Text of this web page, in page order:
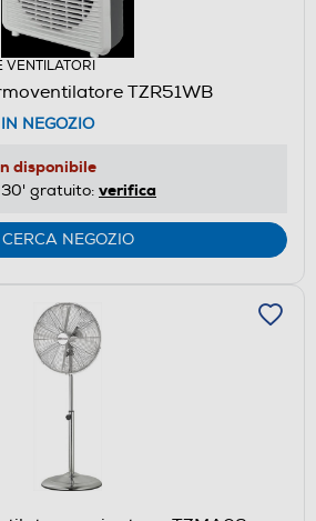
VENTILATORI
TZR51WB
NEGOZIO
disponibile
30' gratuito: verifica
CERCA NEGOZIO